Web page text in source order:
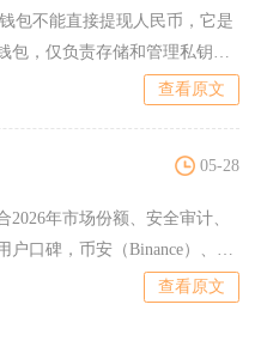
包不能直接提现人民币，它是
包，仅负责存储和管理私钥与
查看原文
05-28
2026年市场份额、安全审计、
户口碑，币安（Binance）、欧
查看原文